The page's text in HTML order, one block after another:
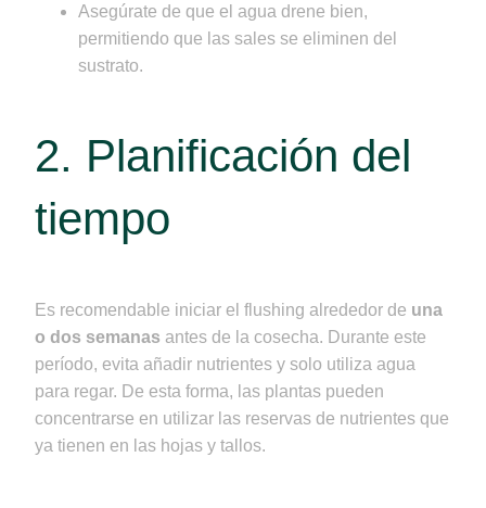
Asegúrate de que el agua drene bien,
permitiendo que las sales se eliminen del
sustrato.
2. Planificación del
tiempo
Es recomendable iniciar el flushing alrededor de una
o dos semanas antes de la cosecha. Durante este
período, evita añadir nutrientes y solo utiliza agua
para regar. De esta forma, las plantas pueden
concentrarse en utilizar las reservas de nutrientes que
ya tienen en las hojas y tallos.